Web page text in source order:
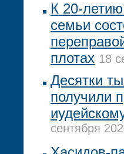
К 20-
семьи
плотах 18
Десятки
получили
сентября